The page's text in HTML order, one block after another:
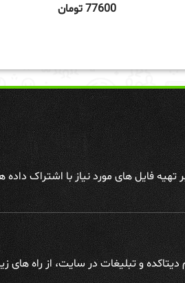
77600 تومان
فایل های مورد نیاز با اشتراک داده
دیتاکده و تبلیغات در سایت، از راه های